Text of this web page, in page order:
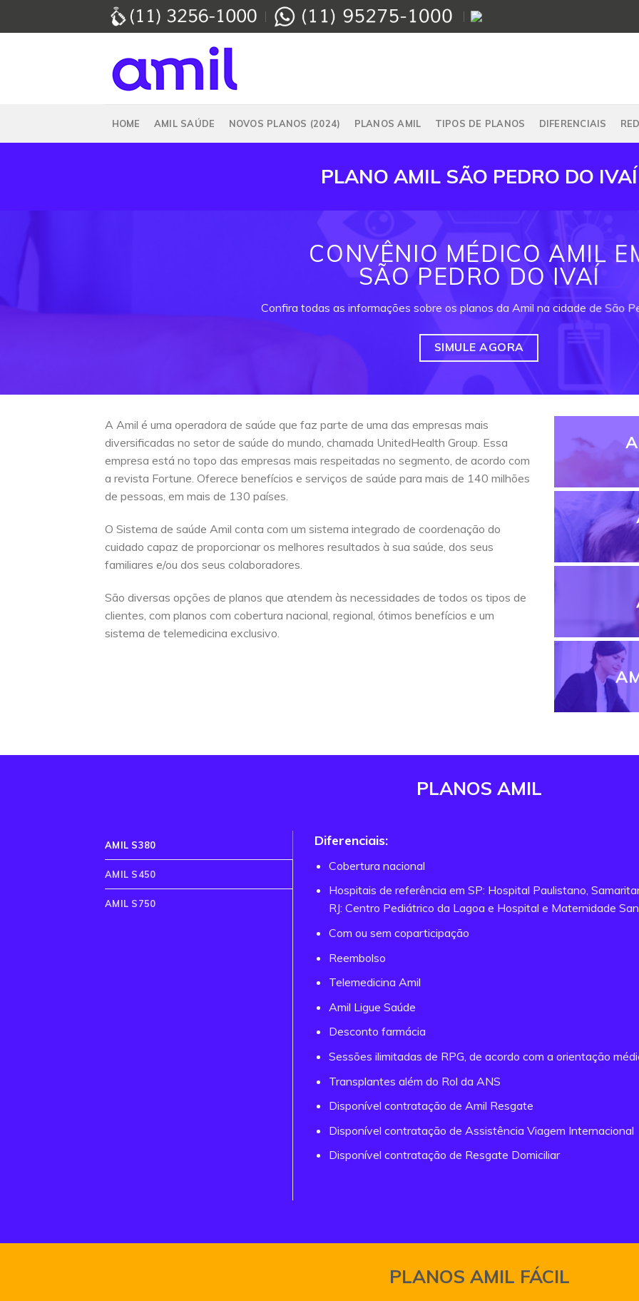
HOME AMIL SAÚDE NOVOS PLANOS (2024) PLANOS AMIL TIPOS DE PLANOS DIFERENCIAIS
PLANO AMIL SÃO PEDRO DO IVAÍ
CONVÊNIO MÉDICO AMIL
SÃO PEDRO DO IVAÍ
Confira todas as informações sobre os planos da Amil na cidade de São
SIMULE AGORA
A Amil é uma operadora de saúde que faz parte de uma das empresas mais
diversificadas no setor de saúde do mundo, chamada UnitedHealth Group. Essa
empresa está no topo das empresas mais respeitadas no segmento, de acordo com
a revista Fortune. Oferece benefícios e serviços de saúde para mais de 140 milhões
de pessoas, em mais de 130 países.
O Sistema de saúde Amil conta com um sistema integrado de coordenação do
cuidado capaz de proporcionar os melhores resultados à sua saúde, dos seus
familiares e/ou dos seus colaboradores.
São diversas opções de planos que atendem às necessidades de todos os tipos de
clientes, com planos com cobertura nacional, regional, ótimos benefícios e um
sistema de telemedicina exclusivo.
PLANOS AMIL
AMIL S380
AMIL S450
AMIL S750
Diferenciais:
Cobertura nacional
Hospitais de referência em SP: Hospital Paulistano,
RJ: Centro Pediátrico da Lagoa e Hospital e Maternidade
Com ou sem coparticipação
Reembolso
Telemedicina Amil
Amil Ligue Saúde
Desconto farmácia
Sessões ilimitadas de RPG, de acordo com a orientação
Transplantes além do Rol da ANS
Disponível contratação de Amil Resgate
Disponível contratação de Assistência Viagem Internacional
Disponível contratação de Resgate Domiciliar
PLANOS AMIL FÁCIL